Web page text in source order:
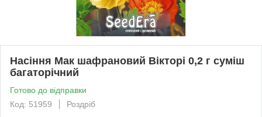
Насіння Мак шафрановий Вікторі 0,2 г суміш
багаторічний
Готово до відправки
Код: 51959
Роздріб